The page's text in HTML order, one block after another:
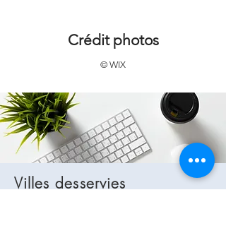
Crédit photos
© WIX
Villes desservies